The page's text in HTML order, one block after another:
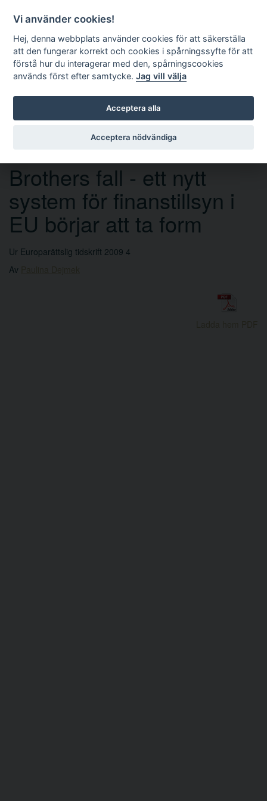
Sök
Brothers fall - ett nytt
system för finanstillsyn i
EU börjar att ta form
Ur Europarättslig tidskrift 2009 4
Av
Vi använder cookies!
Hej, denna webbplats använder cookies för att säkerställa
att den fungerar korrekt och cookies i spårningssyfte för att
förstå hur du interagerar med den, spårningscookies
används först efter samtycke.Jag vill välja
Acceptera alla
Acceptera nödvändiga